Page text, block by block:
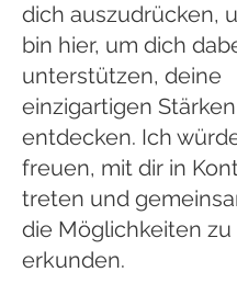
dich auszudrücken,
bin hier, um dich
unterstützen, deine
einzigartigen
entdecken. Ich
freuen, mit dir in
treten und
die Möglichkeiten zu
erkunden.